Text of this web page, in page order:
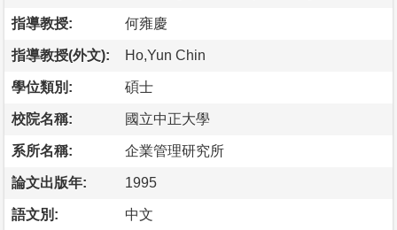
指導教授: 何雍慶
指導教授(外文): Ho,Yun Chin
學位類別: 碩士
校院名稱: 國立中正大學
系所名稱: 企業管理研究所
論文出版年: 1995
語文別: 中文